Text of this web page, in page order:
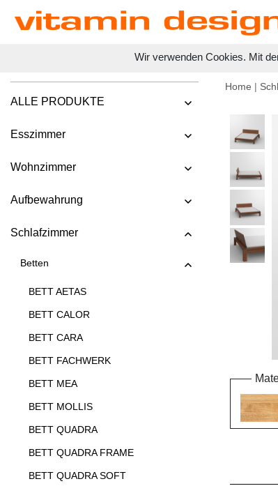
Wir verwenden Cookies. Mit
ALLE PRODUKTE
Esszimmer
Wohnzimmer
Aufbewahrung
Schlafzimmer
Betten
BETT AETAS
BETT CALOR
BETT CARA
BETT FACHWERK
BETT MEA
BETT MOLLIS
BETT QUADRA
BETT QUADRA FRAME
BETT QUADRA SOFT
Home |